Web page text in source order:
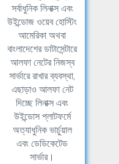
সর্বাধুনিক লিনাক্স এবং
উইন্ডোজ ওয়েব হোস্টিং
আমেরিকা অথবা
বাংলাদেশের ডাটাসেন্টারে
আলফা নেটের নিজস্ব
সার্ভারে রাখার ব্যবস্থা,
এছাড়াও আলফা নেট
দিচ্ছে লিনাক্স এবং
উইন্ডোস প্লাটফর্মে
অত্যাধুনিক ভার্চুয়াল
এবং ডেডিকেটেড
সার্ভার।